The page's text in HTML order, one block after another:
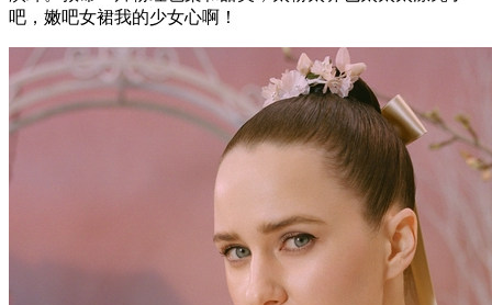
吧，嫩吧女裙我的少女心啊！